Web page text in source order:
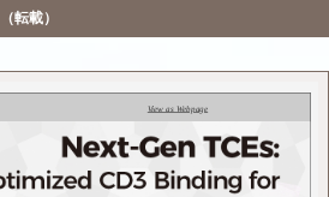
（転載）
View as Webpage